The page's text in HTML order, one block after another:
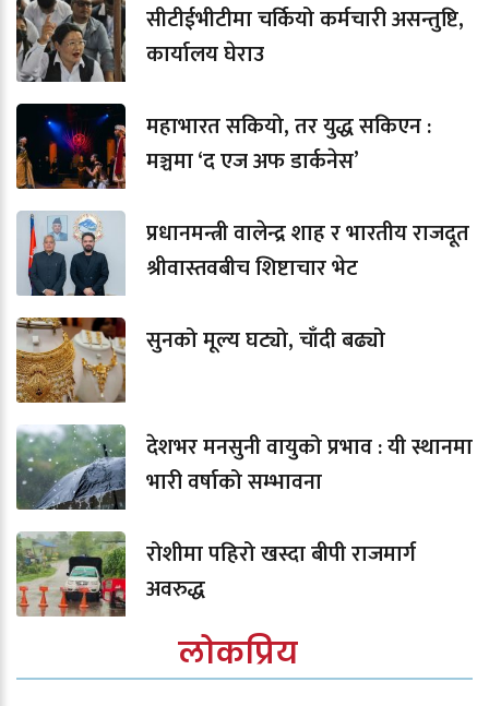
सीटीईभीटीमा चर्कियो कर्मचारी असन्तुष्टि,
कार्यालय घेराउ
महाभारत सकियो, तर युद्ध सकिएन :
मञ्चमा ‘द एज अफ डार्कनेस’
प्रधानमन्त्री वालेन्द्र शाह र भारतीय राजदूत
श्रीवास्तवबीच शिष्टाचार भेट
सुनको मूल्य घट्यो, चाँदी बढ्यो
देशभर मनसुनी वायुको प्रभाव : यी स्थानमा
भारी वर्षाको सम्भावना
रोशीमा पहिरो खस्दा बीपी राजमार्ग
अवरुद्ध
लोकप्रिय